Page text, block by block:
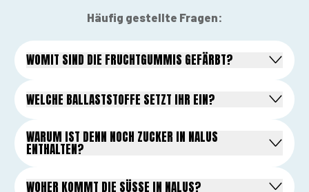
Häufig gestellte Fragen:
WOMIT SIND DIE FRUCHTGUMMIS GEFÄRBT?
WELCHE BALLASTSTOFFE SETZT IHR EIN?
WARUM IST DENN NOCH ZUCKER IN NALUS
ENTHALTEN?
WOHER KOMMT DIE SÜSSE IN NALUS?